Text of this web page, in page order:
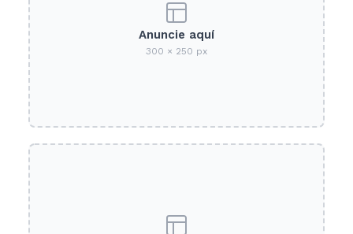
Anuncie aquí
300 × 250 px